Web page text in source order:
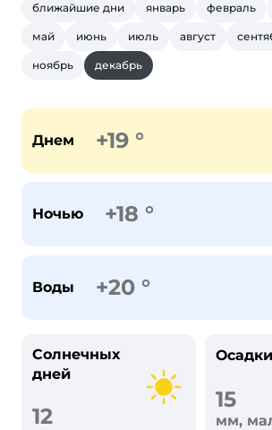
ближайшие дни январь февраль
май июнь июль август
ноябрь декабрь
Днем +19 °
Ночью +18 °
Воды +20 °
Солнечных
дней
12
Осадки
15
мм,